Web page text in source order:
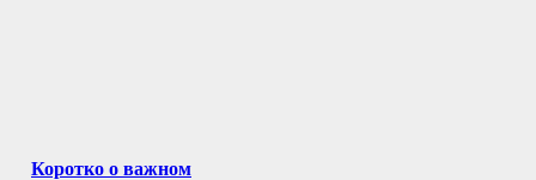
Коротко о важном